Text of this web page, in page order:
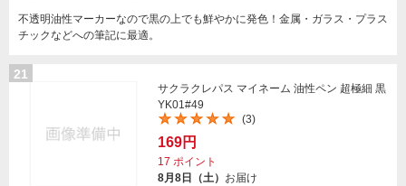
不透明油性マーカーなので黒の上でも鮮やかに発色！金属・ガラス・プラス
チックなどへの筆記に最適。
21
サクラクレパス マイネーム 油性ペン 超極細 黒
YK01#49
(3)
169円
17 ポイント
8月8日（土） お届け